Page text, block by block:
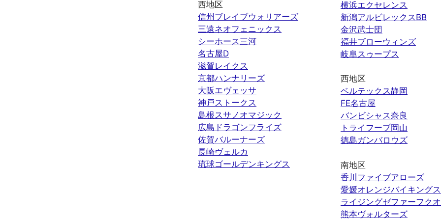
西地区
信州ブレイブウォリアーズ
三遠ネオフェニックス
シーホース三河
名古屋D
滋賀レイクス
京都ハンナリーズ
大阪エヴェッサ
神戸ストークス
島根スサノオマジック
広島ドラゴンフライズ
佐賀バルーナーズ
長崎ヴェルカ
琉球ゴールデンキングス
横浜エクセレンス
新潟アルビレックスBB
金沢武士団
福井ブローウィンズ
岐阜スゥープス
西地区
ベルテックス静岡
FE名古屋
バンビシャス奈良
トライフープ岡山
徳島ガンバロウズ
南地区
香川ファイブアローズ
愛媛オレンジバイキングス
ライジングゼファーフク
熊本ヴォルターズ